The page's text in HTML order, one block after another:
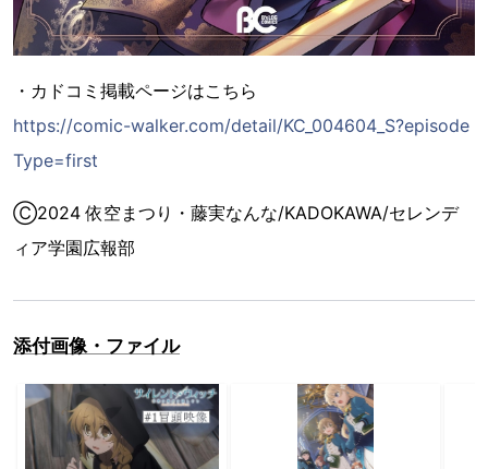
・カドコミ掲載ページはこちら
https://comic-walker.com/detail/KC_004604_S?episode
Type=first
Ⓒ2024 依空まつり・藤実なんな/KADOKAWA/セレンデ
ィア学園広報部
添付画像・ファイル